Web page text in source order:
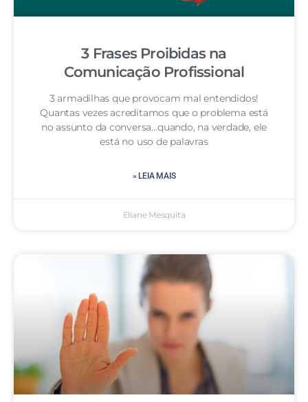
3 Frases Proibidas na
Comunicação Profissional
3 armadilhas que provocam mal entendidos!
Quantas vezes acreditamos que o problema está
no assunto da conversa…quando, na verdade, ele
está no uso de palavras
» LEIA MAIS
Eliane Mesquita